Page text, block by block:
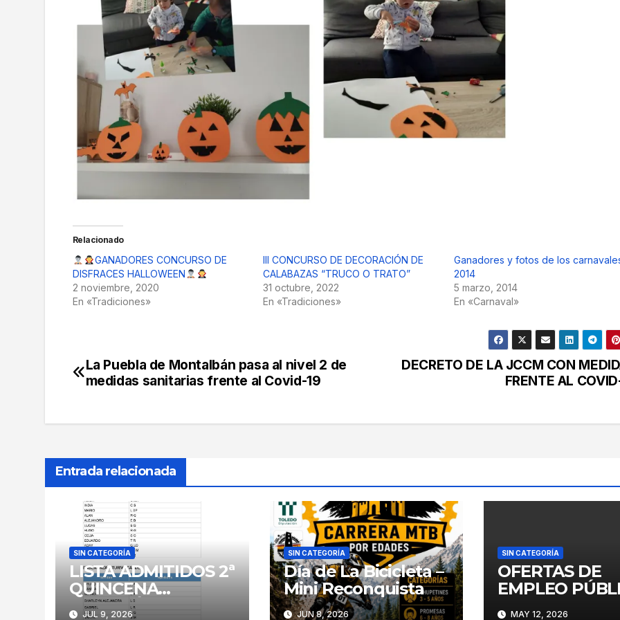
Relacionado
GANADORES CONCURSO DE
DISFRACES HALLOWEEN
2 noviembre, 2020
En «Tradiciones»
III CONCURSO DE DECORACIÓN DE
CALABAZAS “TRUCO O TRATO”
31 octubre, 2022
En «Tradiciones»
Ganadores y fotos de los
2014
5 marzo, 2014
En «Carnaval»
Navegación
entradas
DECRETO DE LA JCCM CON
FRENTE AL
La Puebla de Montalbán pasa al nivel 2 de
medidas sanitarias frente al Covid-19
Entrada relacionada
SIN CATEGORÍA
LISTA ADMITIDOS 2ª
QUINCENA
NATACIÓN 2026
JUL 9, 2026
SIN CATEGORÍA
Día de La Bicicleta –
Mini Reconquista
JUN 8, 2026
SIN CATEGORÍA
OFERTAS DE
EMPLEO
MAY 12, 2026